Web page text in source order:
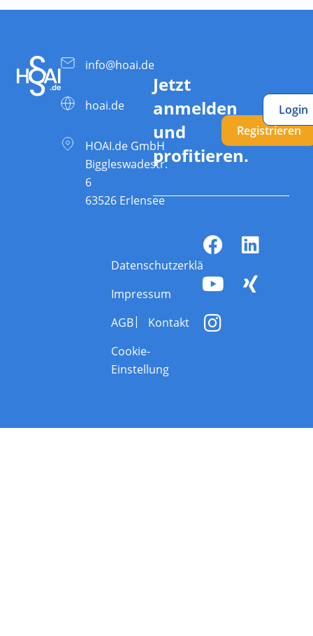
info@hoai.de
hoai.de
HOAI.de GmbH
Biggleswadestr.
6
63526 Erlensee
Jetzt
anmelden
und
profitieren.
Registrieren
Login
Datenschutzerklärung
Impressum
AGB
Kontakt
Cookie-
Einstellung